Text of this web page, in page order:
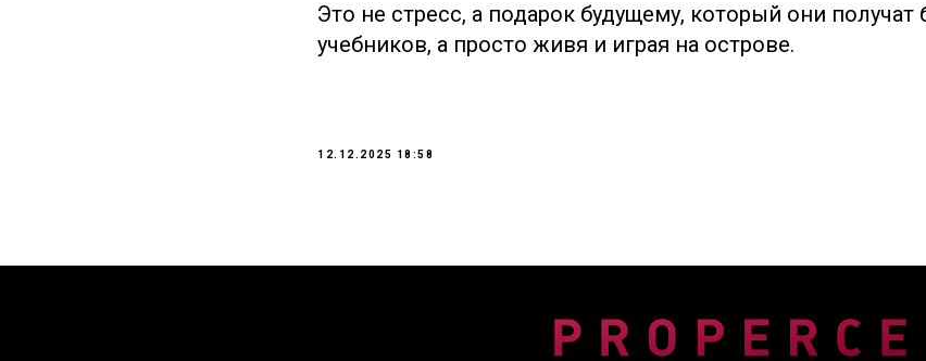
Это не стресс, а подарок будущему, который они получат
учебников, а просто живя и играя на острове.
12.12.2025 18:58